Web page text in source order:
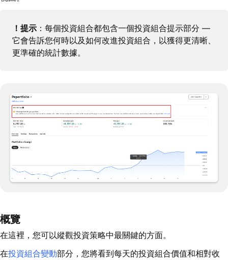
！提示 ：每個投資組合都包含一個投資組合提示部分 —
它會告訴您何時以及如何改進投資組合，以獲得更清晰、
更準確的統計數據。
概覽
在這裡，您可以縱觀投資策略中最關鍵的方面。
在投資組合變動部分，您將看到每天的投資組合價值和相對收